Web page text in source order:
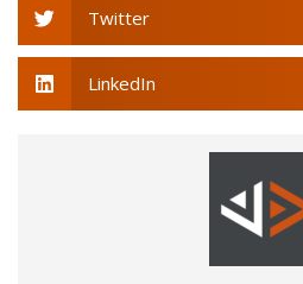
Twitter
LinkedIn